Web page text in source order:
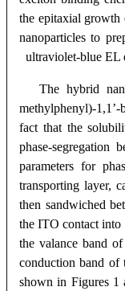
the epitaxial
nanoparticles to
ultraviolet-blue EL
The hybrid
methylphenyl)-
fact that the
phase-segregation
parameters for
transporting layer,
then sandwiched
the ITO contact into
the valance band
conduction band of
shown in Figures 1